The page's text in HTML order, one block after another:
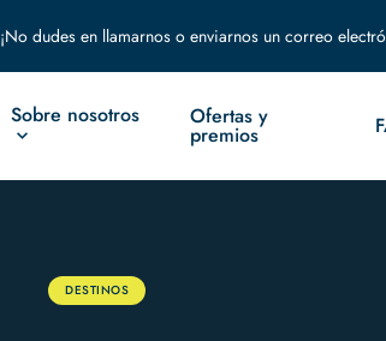
¡No dudes en llamarnos o enviarnos un correo
Sobre nosotros Ofertas y
premios
DESTINOS